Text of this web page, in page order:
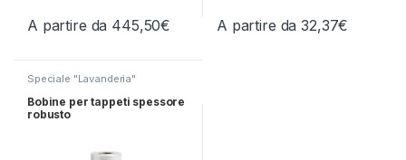
A partire da 445,50€ A partire da32,37€
Speciale "Lavanderia"
Bobine per tappeti spessore
robusto